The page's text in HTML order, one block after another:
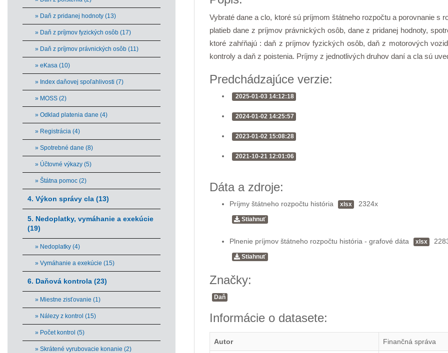
» Daň z pridanej hodnoty (13)
» Daň z príjmov fyzických osôb (17)
» Daň z príjmov právnických osôb (11)
» eKasa (10)
» Index daňovej spoľahlivosti (7)
» MOSS (2)
» Odklad platenia dane (4)
» Registrácia (4)
» Spotrebné dane (8)
» Účtovné výkazy (5)
» Štátna pomoc (2)
4. Výkon správy cla (13)
5. Nedoplatky, vymáhanie a exekúcie
(19)
» Nedoplatky (4)
» Vymáhanie a exekúcie (15)
6. Daňová kontrola (23)
» Miestne zisťovanie (1)
» Nálezy z kontrol (15)
» Počet kontrol (5)
» Skrátené vyrubovacie konanie (2)
Vybraté dane a clo, ktoré sú príjmom štátneho rozpočtu a porovnanie
platieb dane z príjmov právnických osôb, dane z pridanej hodnoty,
ktoré zahŕňajú : daň z príjmov fyzických osôb, daň z motorových
kontroly a daň z poistenia. Príjmy z jednotlivých druhov daní a cla sú
Predchádzajúce verzie:
2025-01-03 14:12:18
2024-01-02 14:25:57
2023-01-02 15:08:28
2021-10-21 12:01:06
Dáta a zdroje:
Príjmy štátneho rozpočtu história xlsx 2324x
Stiahnuť
Plnenie príjmov štátneho rozpočtu história - grafové dáta xlsx
Stiahnuť
Značky:
Daň
Informácie o datasete:
Autor Finančná správa